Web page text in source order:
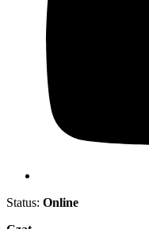
Status: Online